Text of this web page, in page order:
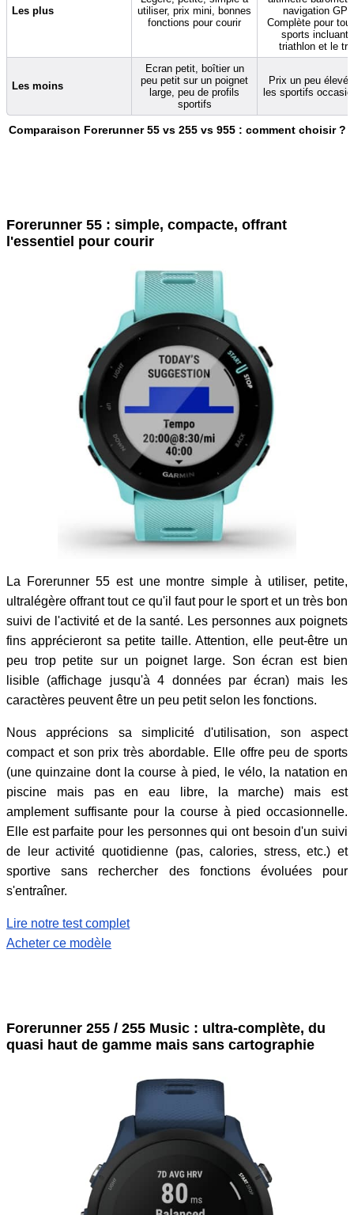
Les plus
utiliser, prix mini, bonnes
fonctions pour courir
navigation
Complète pour
sports incluant
triathlon et le
Les moins
Ecran petit, boîtier un
peu petit sur un poignet
large, peu de profils
sportifs
Prix un peu élevé
les sportifs
Comparaison Forerunner 55 vs 255 vs 955 : comment choisir ?
Forerunner 55 : simple, compacte, offrant
l'essentiel pour courir
La Forerunner 55 est une montre simple à utiliser, petite,
ultralégère offrant tout ce qu'il faut pour le sport et un très bon
suivi de l'activité et de la santé. Les personnes aux poignets
fins apprécieront sa petite taille. Attention, elle peut-être un
peu trop petite sur un poignet large. Son écran est bien
lisible (affichage jusqu'à 4 données par écran) mais les
caractères peuvent être un peu petit selon les fonctions.
Nous apprécions sa simplicité d'utilisation, son aspect
compact et son prix très abordable. Elle offre peu de sports
(une quinzaine dont la course à pied, le vélo, la natation en
piscine mais pas en eau libre, la marche) mais est
amplement suffisante pour la course à pied occasionnelle.
Elle est parfaite pour les personnes qui ont besoin d'un suivi
de leur activité quotidienne (pas, calories, stress, etc.) et
sportive sans rechercher des fonctions évoluées pour
s'entraîner.
Lire notre test complet
Acheter ce modèle
Forerunner 255 / 255 Music : ultra-complète, du
quasi haut de gamme mais sans cartographie